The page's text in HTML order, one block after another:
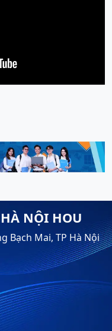
NỘI HOU
Bạch Mai, TP Hà Nội